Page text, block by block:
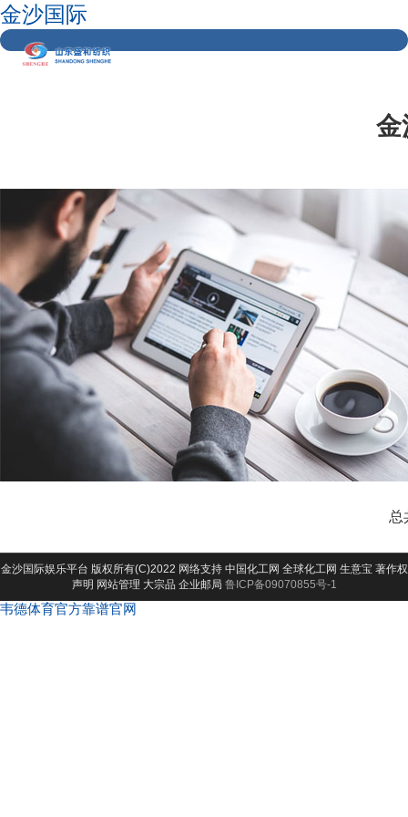
金沙国际
金
总
金沙国际娱乐平台 版权所有(C)2022 网络支持 中国化工网 全球化工网 生意宝 著作权
声明 网站管理 大宗品 企业邮局 鲁ICP备09070855号-1
韦德体育官方靠谱官网